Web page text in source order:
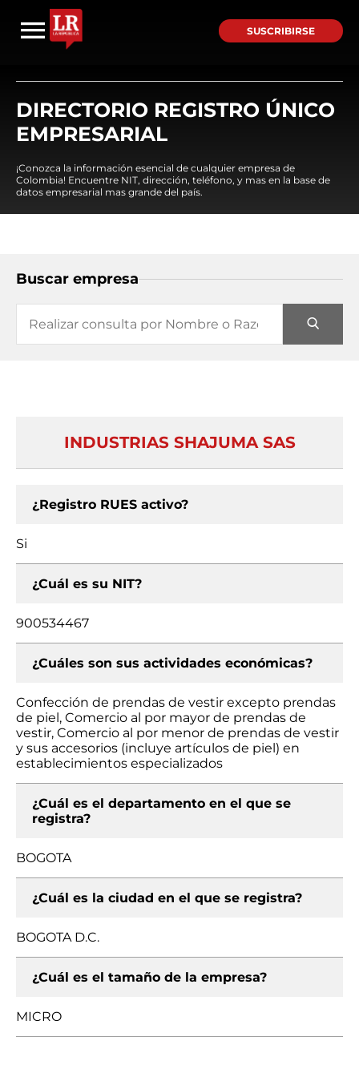
SUSCRIBIRSE
DIRECTORIO REGISTRO ÚNICO
EMPRESARIAL
¡Conozca la información esencial de cualquier empresa de
Colombia! Encuentre NIT, dirección, teléfono, y mas en la base de
datos empresarial mas grande del país.
Buscar empresa
INDUSTRIAS SHAJUMA SAS
¿Registro RUES activo?
Si
¿Cuál es su NIT?
900534467
¿Cuáles son sus actividades económicas?
Confección de prendas de vestir excepto prendas
de piel, Comercio al por mayor de prendas de
vestir, Comercio al por menor de prendas de vestir
y sus accesorios (incluye artículos de piel) en
establecimientos especializados
¿Cuál es el departamento en el que se
registra?
BOGOTA
¿Cuál es la ciudad en el que se registra?
BOGOTA D.C.
¿Cuál es el tamaño de la empresa?
MICRO